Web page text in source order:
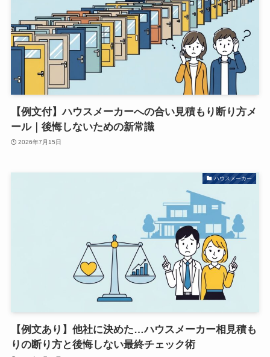
【例文付】ハウスメーカーへの合い見積もり断り方メ
ール｜後悔しないための新常識
2026年7月15日
ハウスメーカー
【例文あり】他社に決めた…ハウスメーカー相見積も
りの断り方と後悔しない最終チェック術